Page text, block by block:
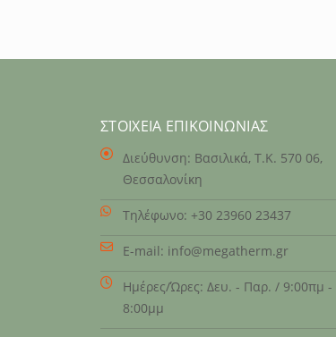
ΣΤΟΙΧΕΊΑ ΕΠΙΚΟΙΝΩΝΊΑΣ
Διεύθυνση: Βασιλικά, Τ.Κ. 570 06,
Θεσσαλονίκη
Τηλέφωνο: +30 23960 23437
E-mail: info@megatherm.gr
Ημέρες/Ώρες: Δευ. - Παρ. / 9:00πμ -
8:00μμ